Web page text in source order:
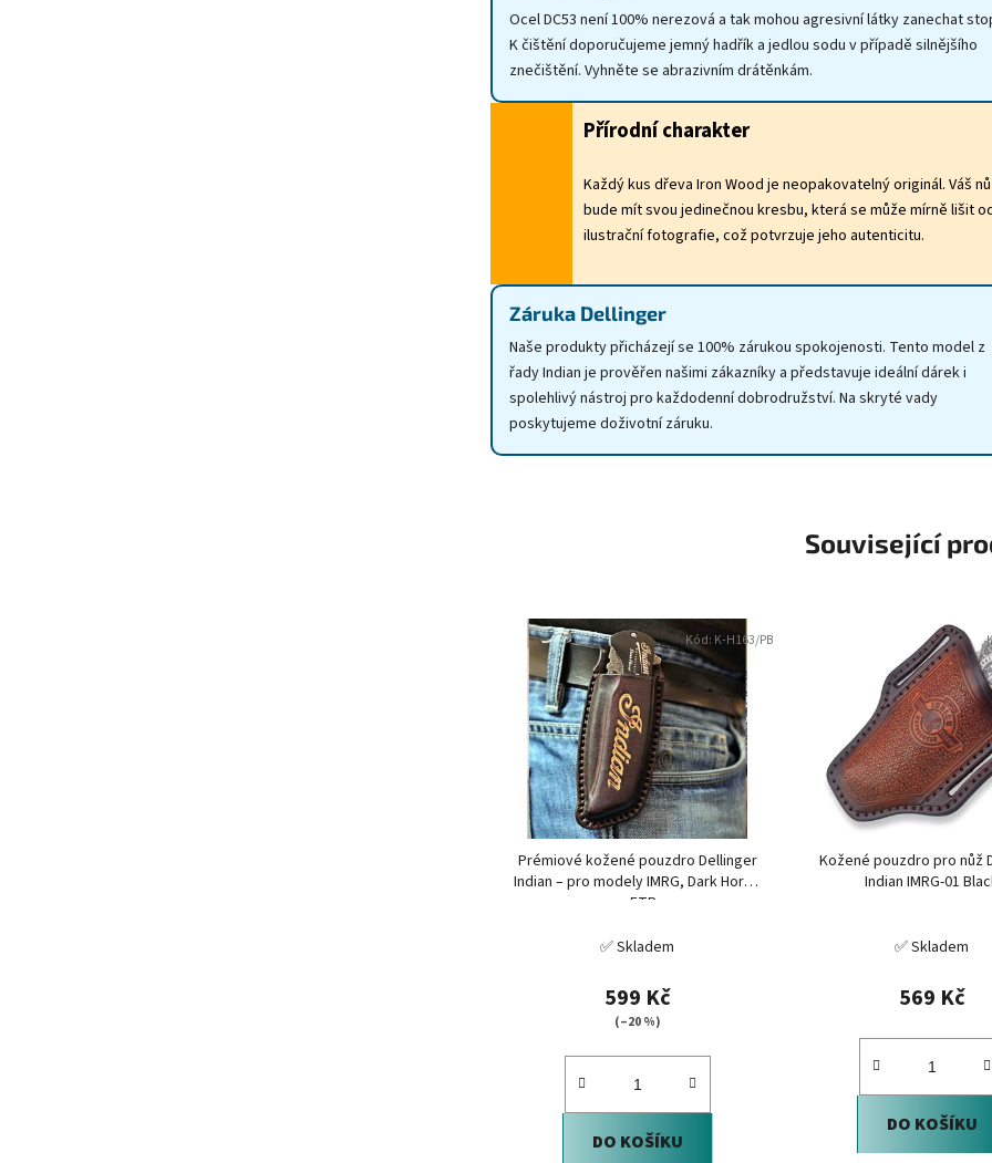
Ocel DC53 není 100% nerezová a tak mohou agresivní látky zanechat
K čištění doporučujeme jemný hadřík a jedlou sodu v případě silnějšího
znečištění. Vyhněte se abrazivním drátěnkám.
Přírodní charakter
Každý kus dřeva Iron Wood je neopakovatelný originál. Váš
bude mít svou jedinečnou kresbu, která se může mírně lišit
ilustrační fotografie, což potvrzuje jeho autenticitu.
Záruka Dellinger
Naše produkty přicházejí se 100% zárukou spokojenosti. Tento model z
řady Indian je prověřen našimi zákazníky a představuje ideální dárek i
spolehlivý nástroj pro každodenní dobrodružství. Na skryté vady
poskytujeme doživotní záruku.
Související
Prémiové kožené pouzdro Dellinger
Indian – pro modely IMRG, Dark Horse
a FTR
✅ Skladem
599 Kč
(–20 %)
DO KOŠÍKU
Kód: K-H163/PB
Kožené pouzdro pro nůž
Indian IMRG-01
✅ Skladem
569 Kč
DO KOŠÍKU